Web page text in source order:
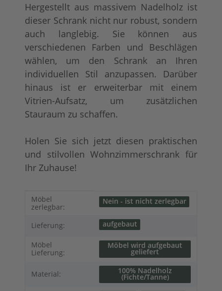
Hergestellt aus massivem Nadelholz ist
dieser Schrank nicht nur robust, sondern
auch langlebig. Sie können aus
verschiedenen Farben und Beschlägen
wählen, um den Schrank an Ihren
individuellen Stil anzupassen. Darüber
hinaus ist er erweiterbar mit einem
Vitrien-Aufsatz, um zusätzlichen
Stauraum zu schaffen.
Holen Sie sich jetzt diesen praktischen
und stilvollen Wohnzimmerschrank für
Ihr Zuhause!
Produkteigenschaft
Wert
Möbel
zerlegbar:
Nein - ist nicht zerlegbar
Lieferung: aufgebaut
Möbel
Lieferung:
Möbel wird aufgebaut
geliefert
Material: 100% Nadelholz
(Fichte/Tanne)